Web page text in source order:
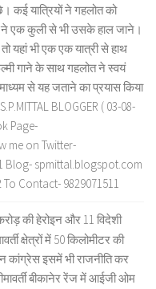
कई यात्रियों ने गहलोत को
ने एक कुली से भी उसके हाल जाने।
यहां भी एक एक यात्री से हाथ
गाने के साथ गहलोत ने स्वयं
से यह जताने का प्रयास किया
BLOGGER ( 03-08-
Page-
me on Twitter-
Blog- spmittal.blogspot.com
Contact- 9829071511
की हेरोइन और 11 विदेशी
क्षेत्रों में 50 किलोमीटर की
कांग्रेस इसमें भी राजनीति कर
बीकानेर रेंज में आईजी ओम